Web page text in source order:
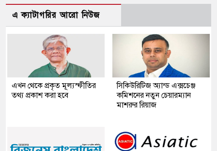
এ ক্যাটাগরির আরো নিউজ
এখন থেকে প্রকৃত মূল্যস্ফীতির
তথ্য প্রকাশ করা হবে
সিকিউরিটিজ অ্যান্ড এক্সচেঞ্জ
কমিশনের নতুন চেয়ারম্যান
মাশরুর রিয়াজ